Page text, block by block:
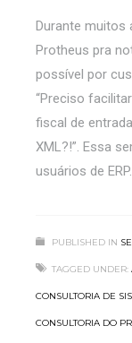
Durante muitos
Protheus pra
possível por
“Preciso
fiscal de
XML?!”. Essa
usuários de
PUBLISHED IN
TAGGED UNDER:
CONSULTORIA DE
CONSULTORIA DO